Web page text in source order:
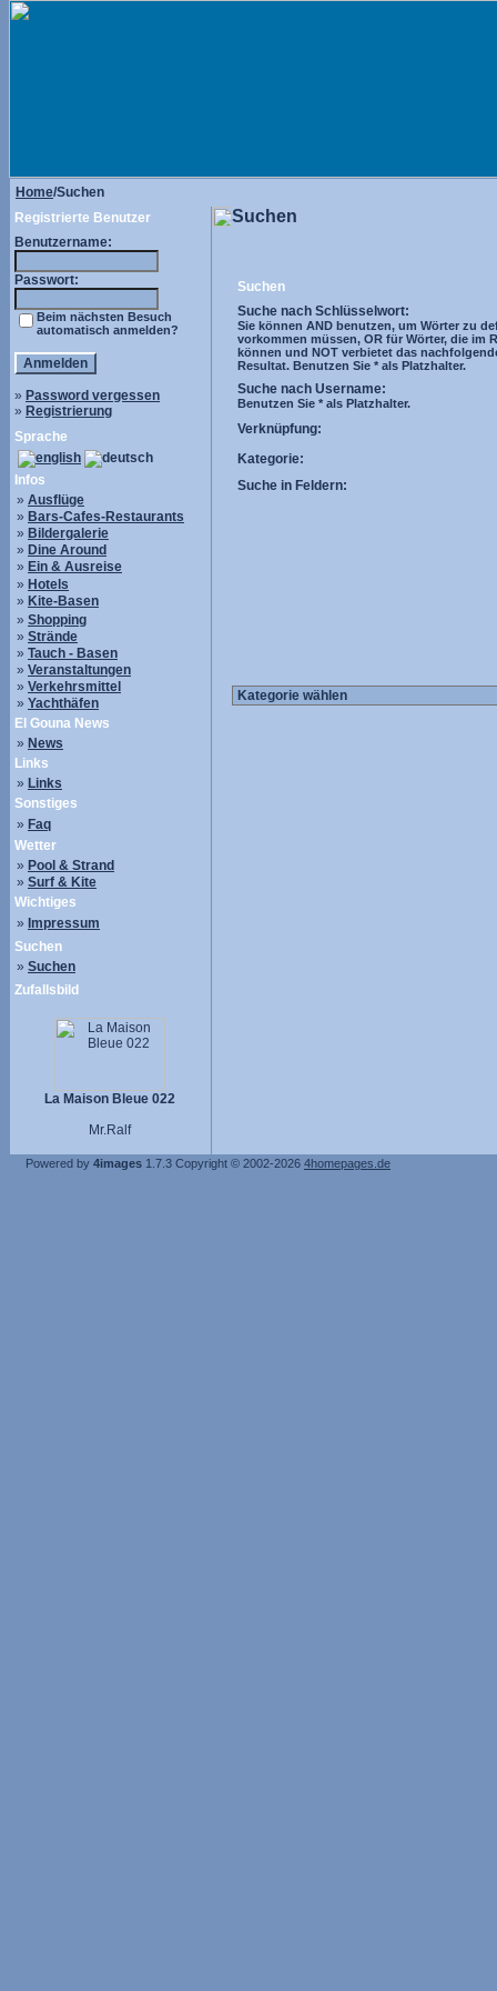
Home/Suchen
Registrierte Benutzer
Benutzername:
Passwort:
Beim nächsten Besuch
automatisch anmelden?
» Password vergessen
» Registrierung
Sprache
Infos
» Ausflüge
» Bars-Cafes-Restaurants
» Bildergalerie
» Dine Around
» Ein & Ausreise
» Hotels
» Kite-Basen
» Shopping
» Strände
» Tauch - Basen
» Veranstaltungen
» Verkehrsmittel
» Yachthäfen
El Gouna News
» News
Links
» Links
Sonstiges
» Faq
Wetter
» Pool & Strand
» Surf & Kite
Wichtiges
» Impressum
Suchen
» Suchen
Zufallsbild
La Maison Bleue 022
Mr.Ralf
Suchen
Suchen
Suche nach Schlüsselwort:
Sie können AND benutzen, um Wörter zu
vorkommen müssen, OR für Wörter, die im
können und NOT verbietet das
Resultat. Benutzen Sie * als Platzhalter.
Suche nach Username:
Benutzen Sie * als Platzhalter.
Verknüpfung:
Kategorie:
Suche in Feldern:
Powered by 4images 1.7.3 Copyright © 2002-2026 4homepages.de